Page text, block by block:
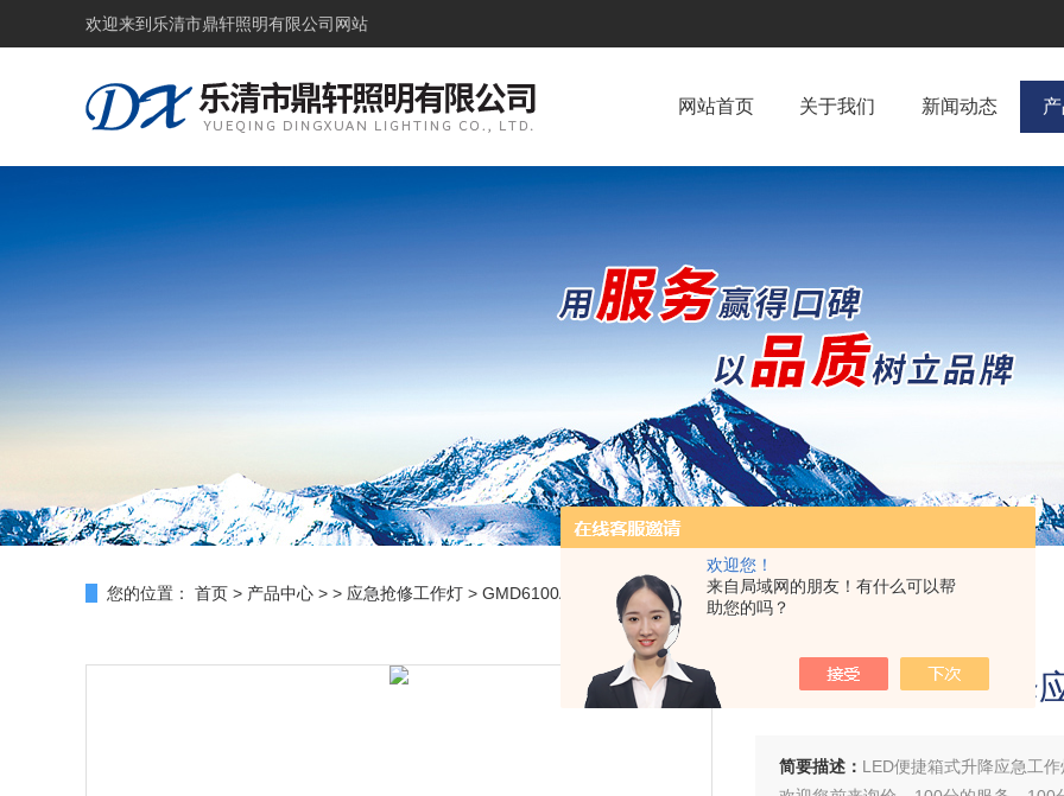
欢迎您！
来自局域网的朋友！有什么可以帮
助您的吗？
欢迎来到 乐清市鼎轩照明有限公司网站
网站首页 关于我们 新闻动态
您的位置： 首页 > 产品中心 > > 应急抢修工作灯 > GMD6100A-27WLED便捷箱式升降应急工作灯27W聚泛光充电
LED便捷箱式升
简要描述： LED便捷箱式升降应急工